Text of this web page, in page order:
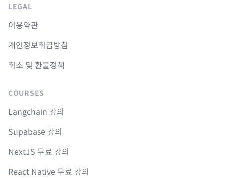
LEGAL
이용약관
개인정보취급방침
취소 및 환불정책
COURSES
Langchain 강의
Supabase 강의
NextJS 무료 강의
React Native 무료 강의